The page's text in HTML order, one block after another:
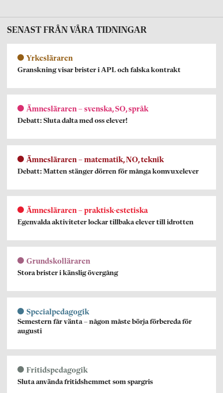
SENAST FRÅN VÅRA TIDNINGAR
Yrkesläraren
Granskning visar brister i APL och falska kontrakt
Ämnesläraren – svenska, SO, språk
Debatt: Sluta dalta med oss elever!
Ämnesläraren – matematik, NO, teknik
Debatt: Matten stänger dörren för många komvuxelever
Ämnesläraren – praktisk-estetiska
Egenvalda aktiviteter lockar tillbaka elever till idrotten
Grundskolläraren
Stora brister i känslig övergång
Specialpedagogik
Semestern får vänta – någon måste börja förbereda för
augusti
Fritidspedagogik
Sluta använda fritidshemmet som spargris